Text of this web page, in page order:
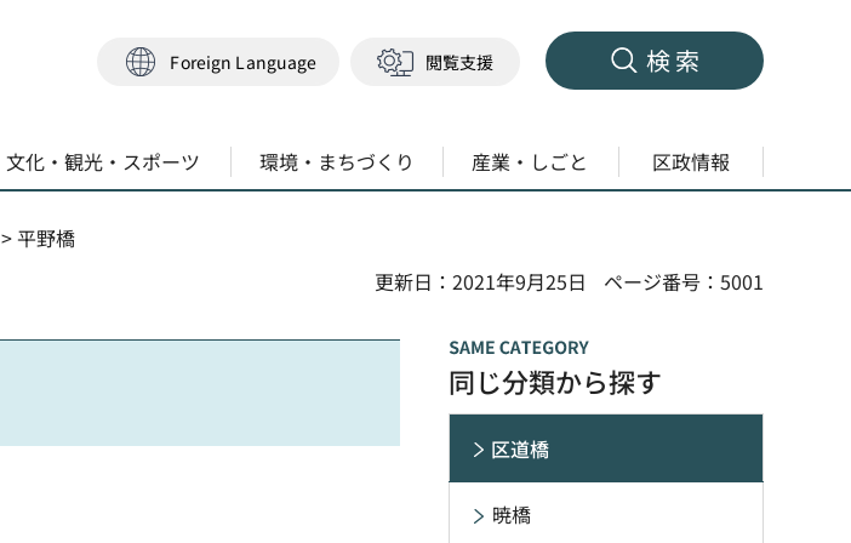
Foreign Language 閲覧支援 検索
文化・観光・スポーツ 環境・まちづくり 産業・しごと 区政情報
> 平野橋
更新日：2021年9月25日
ページ番号：5001
同じ分類から探す
区道橋
暁橋